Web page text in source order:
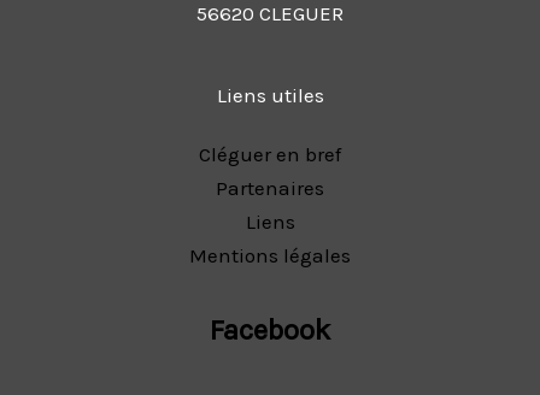
56620 CLEGUER
Liens utiles
Cléguer en bref
Partenaires
Liens
Mentions légales
Facebook